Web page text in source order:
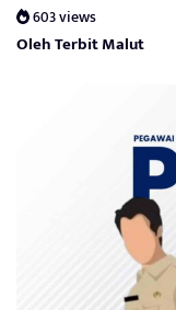
603 views
Oleh Terbit Malut